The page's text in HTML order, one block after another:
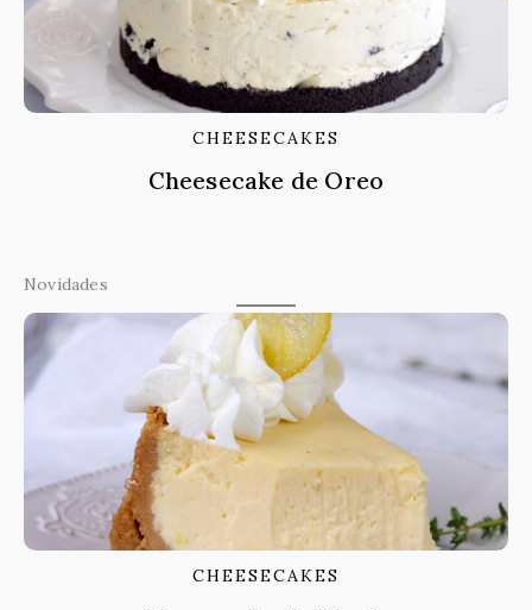
CHEESECAKES
Cheesecake de Oreo
Novidades
CHEESECAKES